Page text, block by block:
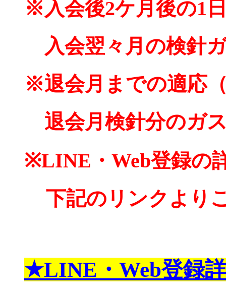
※入会後2ケ月後の1
入会翌々月の検針
※退会月までの適応
退会月検針分のガ
※LINE・Web登録の
下記のリンクより
★LINE・Web登録